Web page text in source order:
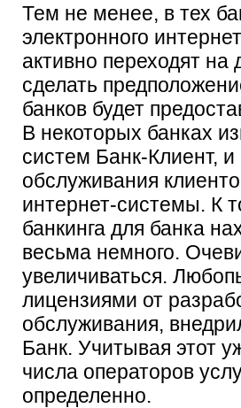
Тем не менее, в тех
электронного
активно переходят
сделать
банков будет
В некоторых банках
систем Банк-Клиент,
обслуживания
интернет-системы. К
банкинга для банка
весьма немного.
увеличиваться.
лицензиями от
обслуживания,
Банк. Учитывая этот
числа операторов
определенно.